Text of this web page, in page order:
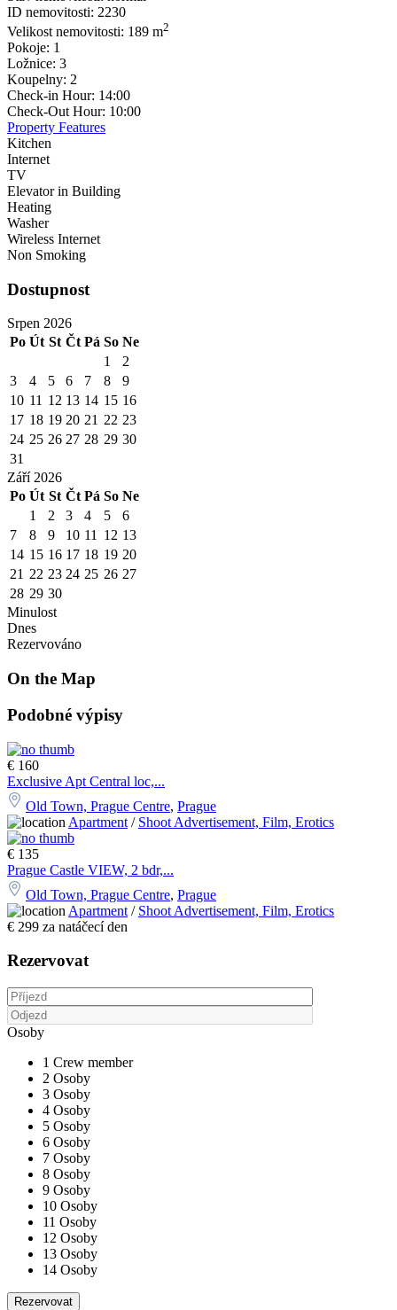
ID nemovitosti: 2230
Velikost nemovitosti: 189 m2
Pokoje: 1
Ložnice: 3
Koupelny: 2
Check-in Hour: 14:00
Check-Out Hour: 10:00
Property Features
Kitchen
Internet
TV
Elevator in Building
Heating
Washer
Wireless Internet
Non Smoking
Dostupnost
Srpen 2026
Po Út St Čt Pá So Ne
1
2
3
4 5 6 7 8
9
10 11 12 13 14 15 16
17 18 19 20 21 22 23
24 25 26 27 28 29 30
31
Září 2026
Po Út St Čt Pá So Ne
1
2 3 4 5
6
7
8 9 10 11 12 13
14 15 16 17 18 19 20
21 22 23 24 25 26 27
28 29 30
Minulost
Dnes
Rezervováno
On the Map
Podobné výpisy
€ 160
Exclusive Apt Central loc,...
Old Town, Prague Centre, Prague
Apartment / Shoot Advertisement, Film, Erotics
€ 135
Prague Castle VIEW, 2 bdr,...
Old Town, Prague Centre, Prague
Apartment / Shoot Advertisement, Film, Erotics
€ 299 za natáčecí den
Rezervovat
Osoby
1 Crew member
2 Osoby
3 Osoby
4 Osoby
5 Osoby
6 Osoby
7 Osoby
8 Osoby
9 Osoby
10 Osoby
11 Osoby
12 Osoby
13 Osoby
14 Osoby